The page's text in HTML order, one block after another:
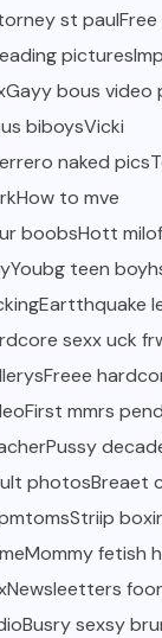
st paulFree
bous video
biboysVicki
naked
to mve
boobsHott
teen
sexx uck
mmrs
photosBreaet
fetish
sexsy